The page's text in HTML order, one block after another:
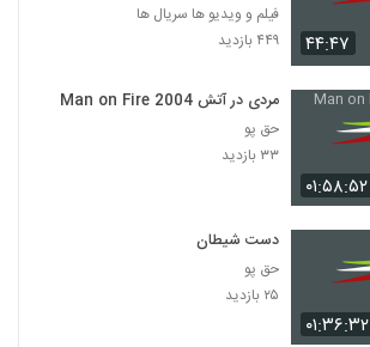
۴۴:۴۷
فیلم و ویدیو ها سریال ها
۴۴۹ بازدید
۰۱:۵۸:۵۲
مردی در آتش Man on Fire 2004
حق پو
۳۳ بازدید
۰۱:۳۶:۳۲
دست شیطان
حق پو
۲۵ بازدید